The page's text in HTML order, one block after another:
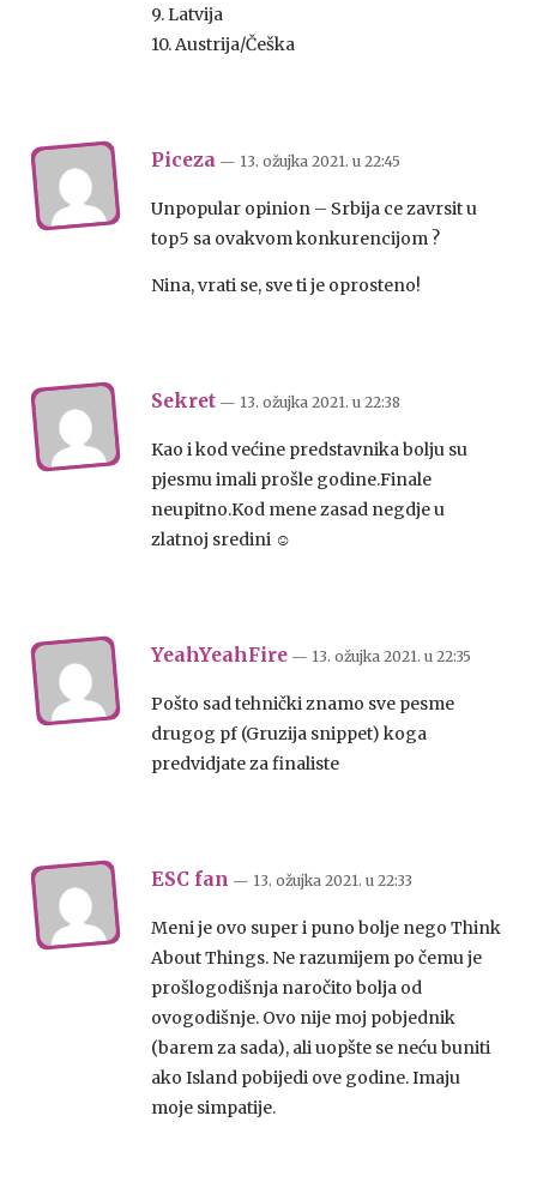
9. Latvija
10. Austrija/Češka
Piceza — 13. ožujka 2021. u 22:45
Unpopular opinion – Srbija ce zavrsit u
top5 sa ovakvom konkurencijom ?
Nina, vrati se, sve ti je oprosteno!
Sekret — 13. ožujka 2021. u 22:38
Kao i kod većine predstavnika bolju su
pjesmu imali prošle godine.Finale
neupitno.Kod mene zasad negdje u
zlatnoj sredini ☺
YeahYeahFire — 13. ožujka 2021. u 22:35
Pošto sad tehnički znamo sve pesme
drugog pf (Gruzija snippet) koga
predvidjate za finaliste
ESC fan — 13. ožujka 2021. u 22:33
Meni je ovo super i puno bolje nego Think
About Things. Ne razumijem po čemu je
prošlogodišnja naročito bolja od
ovogodišnje. Ovo nije moj pobjednik
(barem za sada), ali uopšte se neću buniti
ako Island pobijedi ove godine. Imaju
moje simpatije.